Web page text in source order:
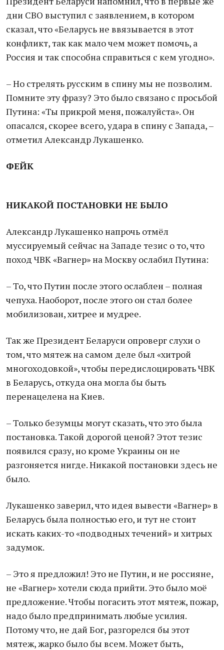
дни СВО выступил с заявлением, в котором
сказал, что «Беларусь не ввязывается в этот
конфликт, так как мало чем может помочь, а
Россия и так способна справиться с кем угодно».
– Но стрелять русским в спину мы не позволим.
Помните эту фразу? Это было связано с просьбой
Путина: «Ты прикрой меня, пожалуйста». Он
опасался, скорее всего, удара в спину с Запада, –
отметил Александр Лукашенко.
ФЕЙК
НИКАКОЙ ПОСТАНОВКИ НЕ БЫЛО
Александр Лукашенко напрочь отмёл
муссируемый сейчас на Западе тезис о то, что
поход ЧВК «Вагнер» на Москву ослабил Путина:
– То, что Путин после этого ослаблен – полная
чепуха. Наоборот, после этого он стал более
мобилизован, хитрее и мудрее.
Так же Президент Беларуси опроверг слухи о
том, что мятеж на самом деле был «хитрой
многоходовкой», чтобы передислоцировать ЧВК
в Беларусь, откуда она могла бы быть
перенацелена на Киев.
– Только безумцы могут сказать, что это была
постановка. Такой дорогой ценой? Этот тезис
появился сразу, но кроме Украины он не
разгоняется нигде. Никакой постановки здесь не
было.
Лукашенко заверил, что идея вывести «Вагнер» в
Беларусь была полностью его, и тут не стоит
искать каких-то «подводных течений» и хитрых
задумок.
– Это я предложил! Это не Путин, и не россияне,
не «Вагнер» хотели сюда прийти. Это было моё
предложение. Чтобы погасить этот мятеж, пожар,
надо было предпринимать любые усилия.
Потому что, не дай Бог, разгорелся бы этот
мятеж, жарко было бы всем. Может быть,